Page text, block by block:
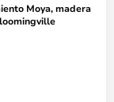
Moya, madera